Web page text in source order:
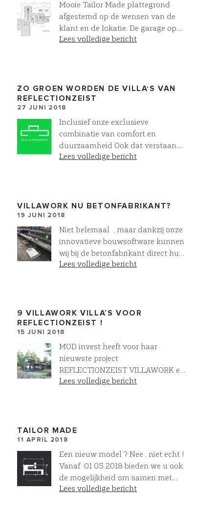
Mooie Tailor Made plattegrond
afgestemd op de wensen van de
klant en de lokatie. De garage op
deze wijze VOOR je villa ontwerpen
Lees volledige bericht
ZO GROEN WORDEN DE VILLA‘S VAN
REFLECTIONZEIST
27 JUNI 2018
Inclusief onze exclusieve
combinatie van comfort en
duurzaamheid Ook dat verstaan
wij onder easy living ! Lees er meer
Lees volledige bericht
VILLAWORK NU BETONFABRIKANT?
19 JUNI 2018
Niet helemaal , maar dankzij onze
innovatieve bouwsoftware kunnen
wij bij de betonfabrikant direct hun
machines aansturen en zelf onze
faalkosten, geen lange levertijden !
Anders denken & anders doen geeft
Meer en soms ook Minder !
Lees volledige bericht
9 VILLAWORK VILLA’S VOOR
REFLECTIONZEIST !
15 JUNI 2018
MOD invest heeft voor haar
nieuwste project
REFLECTIONZEIST VILLAWORK en
architectenbureau wUrck gevraagd
worden wederom top villa’s die
normaal niet in projectvorm
worden aangeboden. Meer
schoonheid , kwaliteit ,
duurzaamheid en comfort voor
jong tot oud gewoon standaard !
Lees volledige bericht
TAILOR MADE
11 APRIL 2018
Een nieuw model ? Nee , niet echt !
Vanaf 01 05 2018 bieden we u ook
de mogelijkheid om samen met
onze architect uw eigen unieke villa
Lees volledige bericht